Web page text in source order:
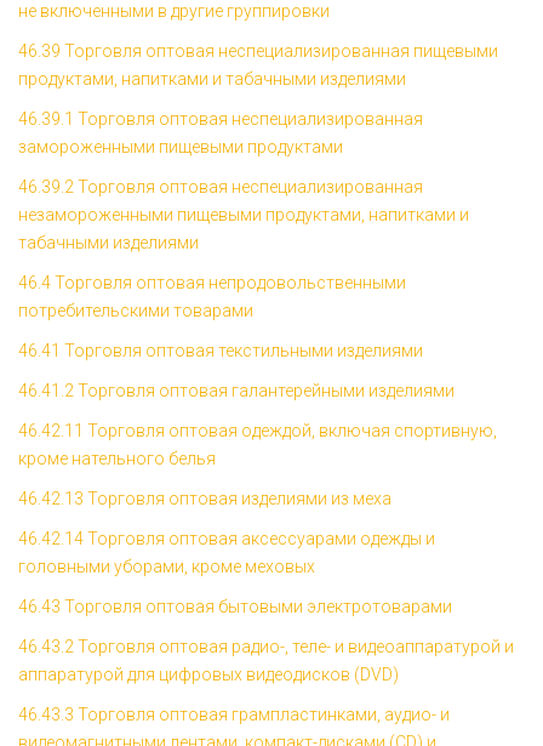
не включенными в другие группировки
46.39 Торговля оптовая неспециализированная пищевыми
продуктами, напитками и табачными изделиями
46.39.1 Торговля оптовая неспециализированная
замороженными пищевыми продуктами
46.39.2 Торговля оптовая неспециализированная
незамороженными пищевыми продуктами, напитками и
табачными изделиями
46.4 Торговля оптовая непродовольственными
потребительскими товарами
46.41 Торговля оптовая текстильными изделиями
46.41.2 Торговля оптовая галантерейными изделиями
46.42.11 Торговля оптовая одеждой, включая спортивную,
кроме нательного белья
46.42.13 Торговля оптовая изделиями из меха
46.42.14 Торговля оптовая аксессуарами одежды и
головными уборами, кроме меховых
46.43 Торговля оптовая бытовыми электротоварами
46.43.2 Торговля оптовая радио-, теле- и видеоаппаратурой и
аппаратурой для цифровых видеодисков (DVD)
46.43.3 Торговля оптовая грампластинками, аудио- и